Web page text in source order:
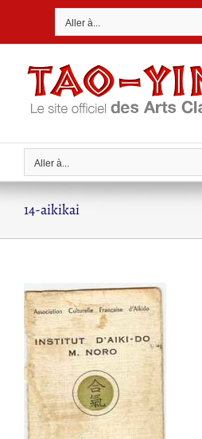
Aller à...
Aller à...
14-aikikai